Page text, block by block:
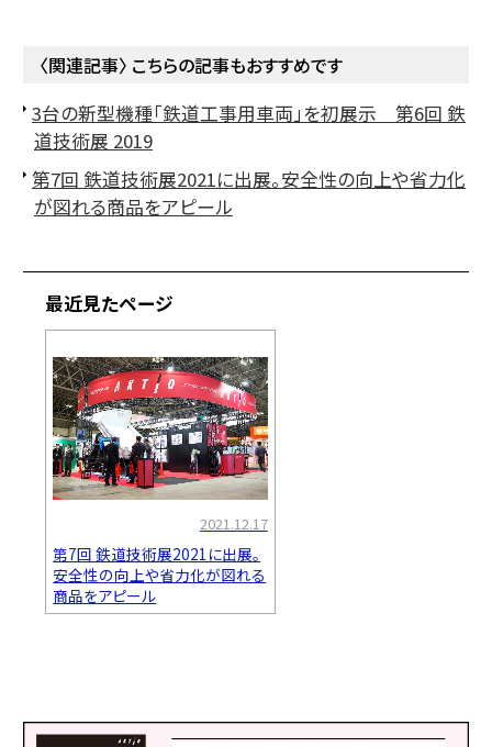
〈関連記事〉 こちらの記事もおすすめです
3台の新型機種「鉄道工事用車両」を初展示 第6回 鉄
道技術展 2019
第7回 鉄道技術展2021に出展。安全性の向上や省力化
が図れる商品をアピール
最近見たページ
2021.12.17
第7回 鉄道技術展2021に出展。
安全性の向上や省力化が図れる
商品をアピール